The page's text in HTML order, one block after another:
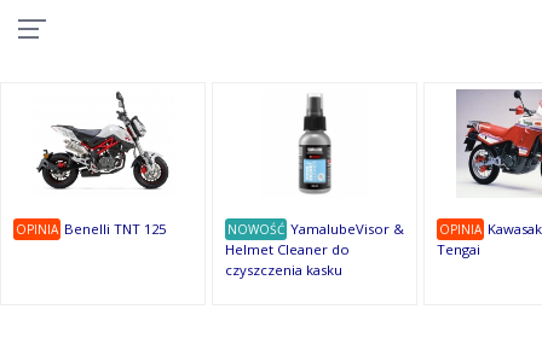
OSTATNIE
OPINIA Benelli TNT 125 NOWOŚĆ YamalubeVisor &
Helmet Cleaner do
czyszczenia kasku
OPINIA
Tengai